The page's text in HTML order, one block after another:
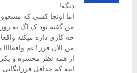
دیگه!
اما اونجا کسی که
من گفته بود ک اگ یه
چه کاری داره میکنه
من الان فرز1عم واقعاااا هم راضیم!
از همه نظر محشره و
اینه که حداقل فرزانگانی